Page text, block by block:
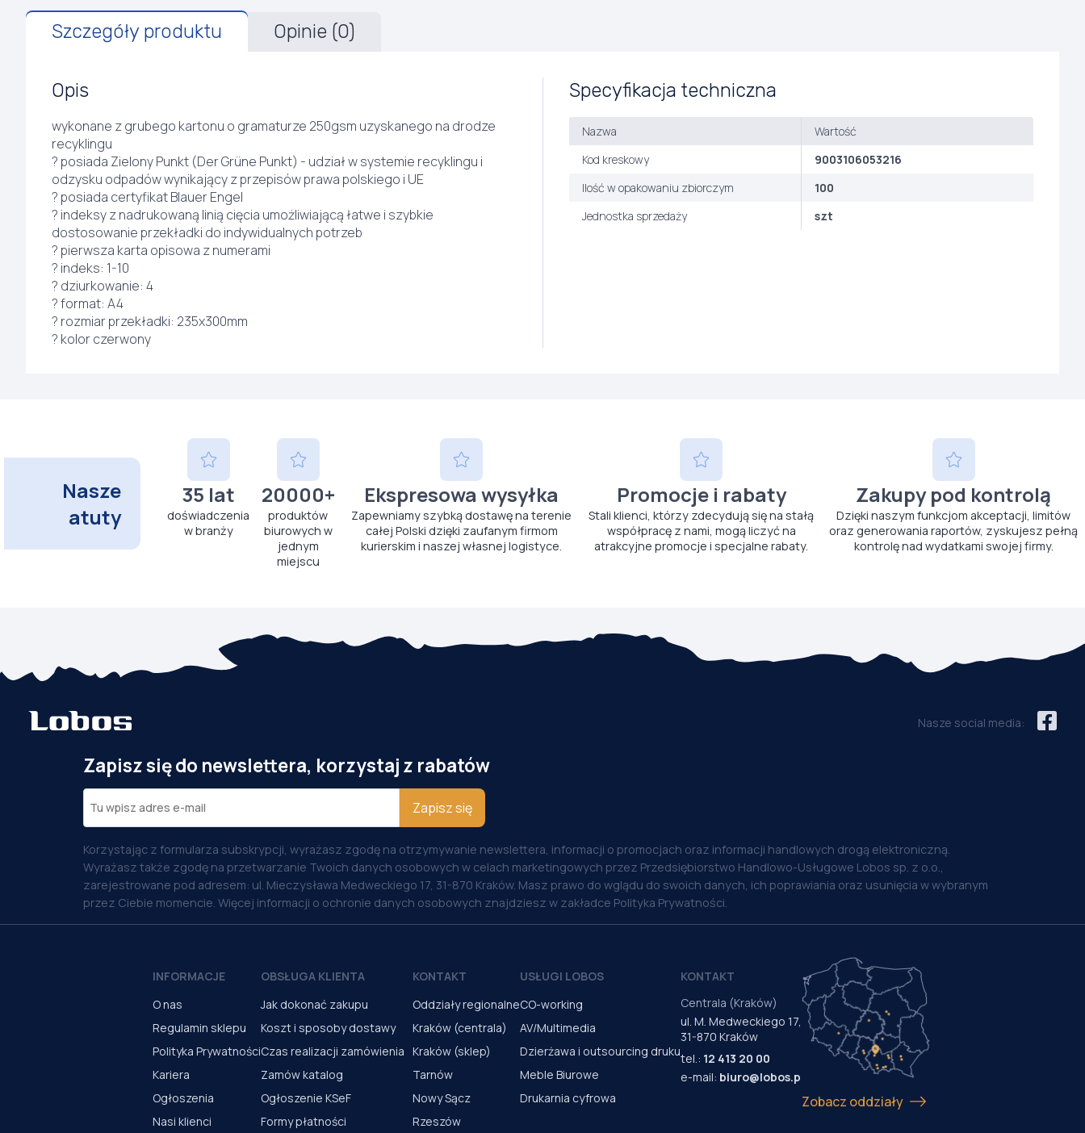
Szczegóły produktu Opinie (0)
Opis
wykonane z grubego kartonu o gramaturze 250gsm uzyskanego na drodze
recyklingu
? posiada Zielony Punkt (Der Grüne Punkt) - udział w systemie recyklingu i
odzysku odpadów wynikający z przepisów prawa polskiego i UE
? posiada certyfikat Blauer Engel
? indeksy z nadrukowaną linią cięcia umożliwiającą łatwe i szybkie
dostosowanie przekładki do indywidualnych potrzeb
? pierwsza karta opisowa z numerami
? indeks: 1-10
? dziurkowanie: 4
? format: A4
? rozmiar przekładki: 235x300mm
? kolor czerwony
Specyfikacja techniczna
Nazwa
Wartość
Kod kreskowy
9003106053216
Ilość w opakowaniu zbiorczym
100
Jednostka sprzedaży
szt
Nasze
atuty
35 lat
doświadczenia
w branży
20000+
produktów
biurowych w
jednym
miejscu
Ekspresowa wysyłka
Zapewniamy szybką dostawę na terenie
całej Polski dzięki zaufanym firmom
kurierskim i naszej własnej logistyce.
Promocje i rabaty
Stali klienci, którzy zdecydują się na stałą
współpracę z nami, mogą liczyć na
atrakcyjne promocje i specjalne rabaty.
Zakupy pod kontrolą
Dzięki naszym funkcjom akceptacji, limitów
oraz generowania raportów, zyskujesz pełną
kontrolę nad wydatkami swojej firmy.
Nasze social media:
Zapisz się do newslettera, korzystaj z rabatów
Zapisz się
Korzystając z formularza subskrypcji, wyrażasz zgodę na otrzymywanie newslettera, informacji o promocjach oraz informacji handlowych drogą elektroniczną.
Wyrażasz także zgodę na przetwarzanie Twoich danych osobowych w celach marketingowych przez Przedsiębiorstwo Handlowo-Usługowe Lobos sp. z o.o.,
zarejestrowane pod adresem: ul. Mieczysława Medweckiego 17, 31-870 Kraków. Masz prawo do wglądu do swoich danych, ich poprawiania oraz usunięcia w wybranym
przez Ciebie momencie. Więcej informacji o ochronie danych osobowych znajdziesz w zakładce Polityka Prywatności.
INFORMACJE
O nas
Regulamin sklepu
Polityka Prywatności
Kariera
Ogłoszenia
Nasi klienci
OBSŁUGA KLIENTA
Jak dokonać zakupu
Koszt i sposoby dostawy
Czas realizacji zamówienia
Zamów katalog
Ogłoszenie KSeF
Formy płatności
KONTAKT
Oddziały regionalne
Kraków (centrala)
Kraków (sklep)
Tarnów
Nowy Sącz
Rzeszów
USŁUGI LOBOS
CO-working
AV/Multimedia
Dzierżawa i outsourcing druku
Meble Biurowe
Drukarnia cyfrowa
KONTAKT
Centrala (Kraków)
ul. M. Medweckiego 17,
31-870 Kraków
tel.: 12 413 20 00
e-mail: biuro@lobos.pl
Zobacz oddziały